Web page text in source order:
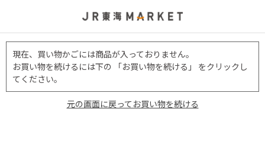
現在、買い物かごには商品が入っておりません。
お買い物を続けるには下の 「お買い物を続ける」 をクリックし
てください。
元の画面に戻ってお買い物を続ける